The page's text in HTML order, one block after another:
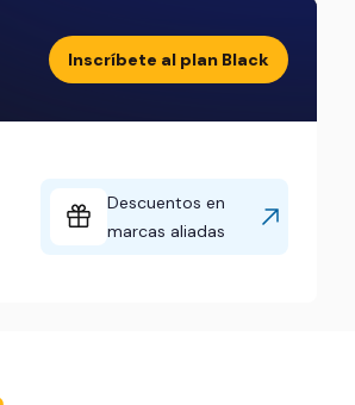
Inscríbete al plan Black
Descuentos en
marcas aliadas